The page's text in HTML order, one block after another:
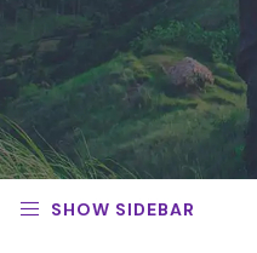
SHOW SIDEBAR